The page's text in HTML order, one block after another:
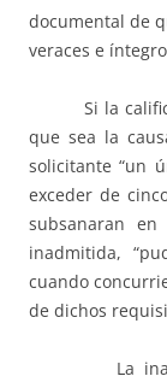
documental de
veraces e
Si la
que sea la
solicitante “un
exceder de
subsanaran
inadmitida,
cuando
de dichos
La